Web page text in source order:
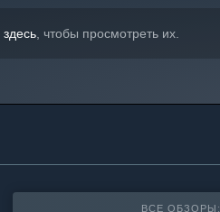
здесь , чтобы просмотреть их.
ВСЕ ОБЗОРЫ: